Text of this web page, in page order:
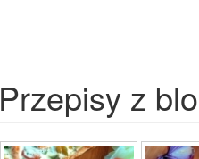
Przepisy z